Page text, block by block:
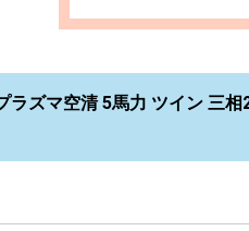
ズマ空清 5馬力 ツイン 三